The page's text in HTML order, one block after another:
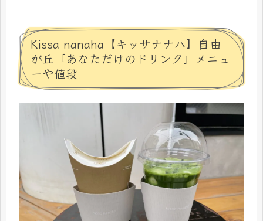
Kissa nanaha【キッサナナハ】自由
が丘「あなただけのドリンク」メニュ
ーや値段